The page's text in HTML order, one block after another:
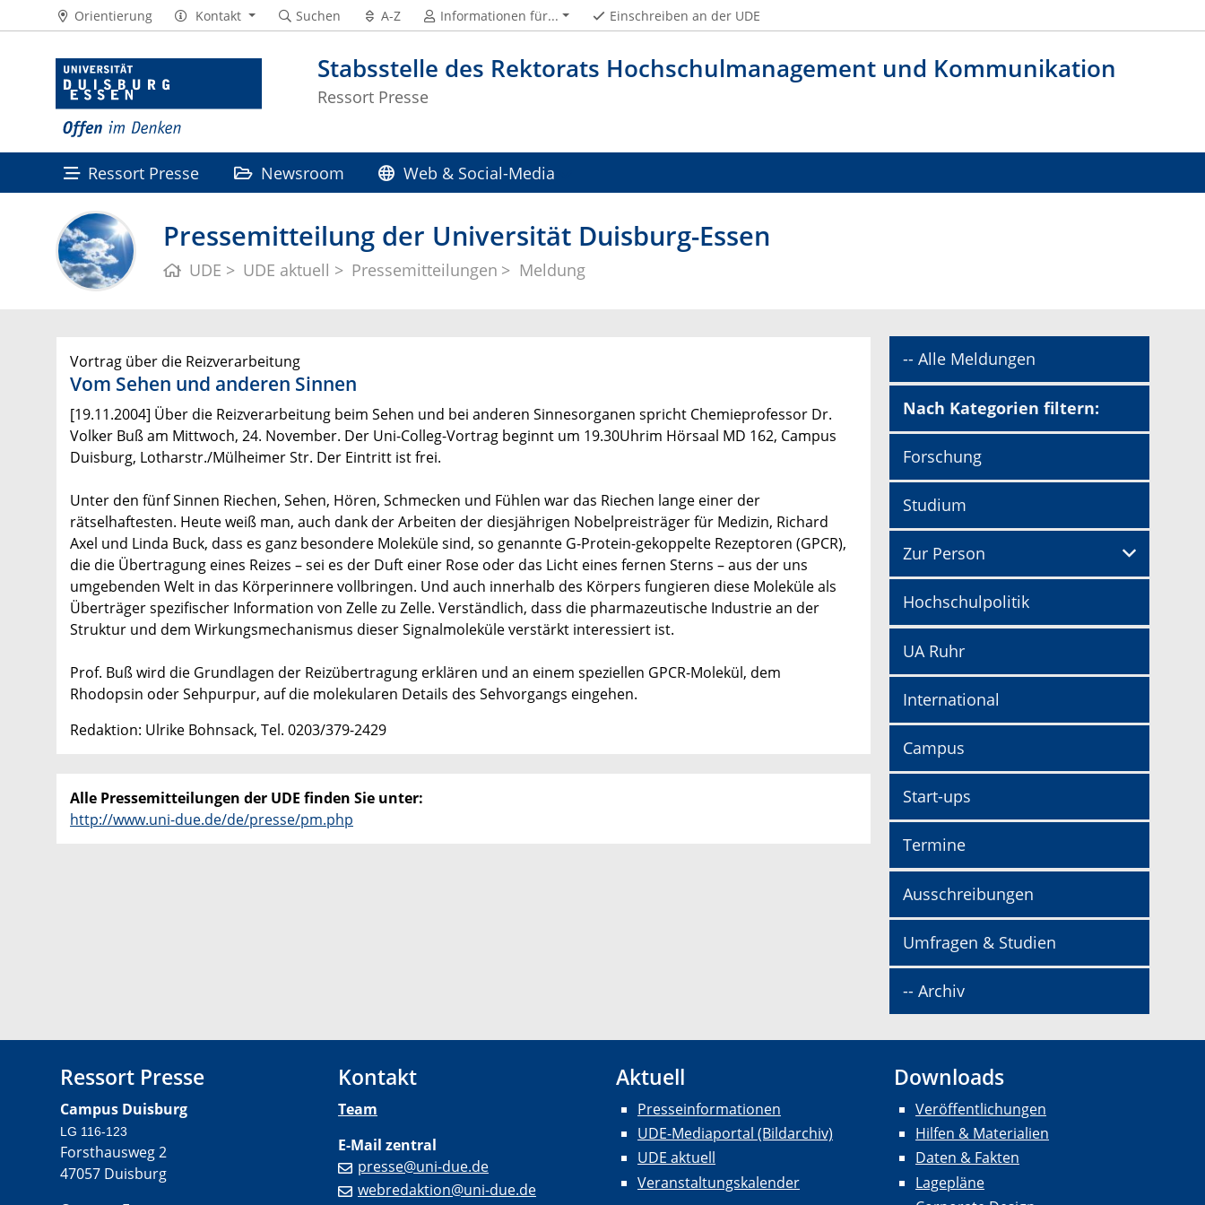
Stabsstelle des Rektorats Hochschulmanagement und Kommunikation
Ressort Presse
Orientierung Kontakt Suchen A-Z Informationen für... Einschreiben an der UDE
Ressort Presse Newsroom Web & Social-Media
Pressemitteilung der Universität Duisburg-Essen
UDE UDE aktuell Pressemitteilungen Meldung
Vortrag über die Reizverarbeitung
Vom Sehen und anderen Sinnen
[19.11.2004] Über die Reizverarbeitung beim Sehen und bei anderen Sinnesorganen spricht Chemieprofessor Dr.
Volker Buß am Mittwoch, 24. November. Der Uni-Colleg-Vortrag beginnt um 19.30Uhrim Hörsaal MD 162, Campus
Duisburg, Lotharstr./Mülheimer Str. Der Eintritt ist frei.
Unter den fünf Sinnen Riechen, Sehen, Hören, Schmecken und Fühlen war das Riechen lange einer der
rätselhaftesten. Heute weiß man, auch dank der Arbeiten der diesjährigen Nobelpreisträger für Medizin, Richard
Axel und Linda Buck, dass es ganz besondere Moleküle sind, so genannte G-Protein-gekoppelte Rezeptoren (GPCR),
die die Übertragung eines Reizes – sei es der Duft einer Rose oder das Licht eines fernen Sterns – aus der uns
umgebenden Welt in das Körperinnere vollbringen. Und auch innerhalb des Körpers fungieren diese Moleküle als
Überträger spezifischer Information von Zelle zu Zelle. Verständlich, dass die pharmazeutische Industrie an der
Struktur und dem Wirkungsmechanismus dieser Signalmoleküle verstärkt interessiert ist.
Prof. Buß wird die Grundlagen der Reizübertragung erklären und an einem speziellen GPCR-Molekül, dem
Rhodopsin oder Sehpurpur, auf die molekularen Details des Sehvorgangs eingehen.
Redaktion: Ulrike Bohnsack, Tel. 0203/379-2429
Alle Pressemitteilungen der UDE finden Sie unter:
http://www.uni-due.de/de/presse/pm.php
-- Alle Meldungen
Nach Kategorien filtern:
Forschung
Studium
Zur Person
Hochschulpolitik
UA Ruhr
International
Campus
Start-ups
Termine
Ausschreibungen
Umfragen & Studien
-- Archiv
Ressort Presse
Campus Duisburg
LG 116-123
Forsthausweg 2
47057 Duisburg
Kontakt
Team
E-Mail zentral
presse@uni-due.de
webredaktion@uni-due.de
Aktuell
Presseinformationen
UDE-Mediaportal (Bildarchiv)
UDE aktuell
Veranstaltungskalender
Downloads
Veröffentlichungen
Hilfen & Materialien
Daten & Fakten
Lagepläne